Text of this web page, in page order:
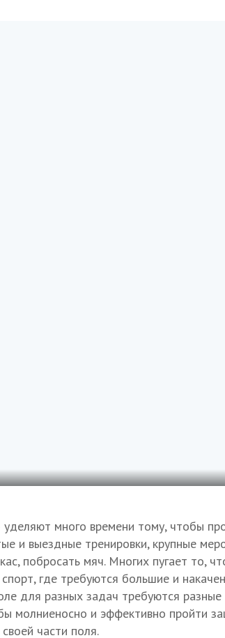
уделяют много времени тому, чтобы
и выездные тренировки, крупные
побросать мяч. Многих пугает то,
где требуются большие и
для разных задач требуются
молниеносно и эффективно пройти
части поля.